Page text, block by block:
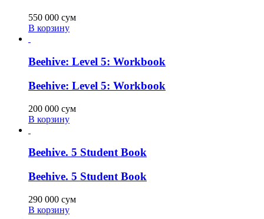
550 000 сум
В корзину
Beehive: Level 5: Workbook
Beehive: Level 5: Workbook
200 000 сум
В корзину
Beehive. 5 Student Book
Beehive. 5 Student Book
290 000 сум
В корзину